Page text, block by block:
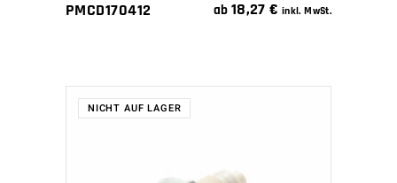
PMCD170412 ab 18,27€ inkl. MwSt.
NICHT AUF LAGER